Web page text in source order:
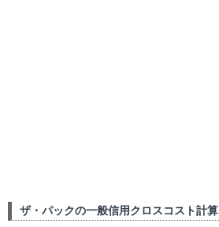
ザ・パックの一般信用クロスコスト計算